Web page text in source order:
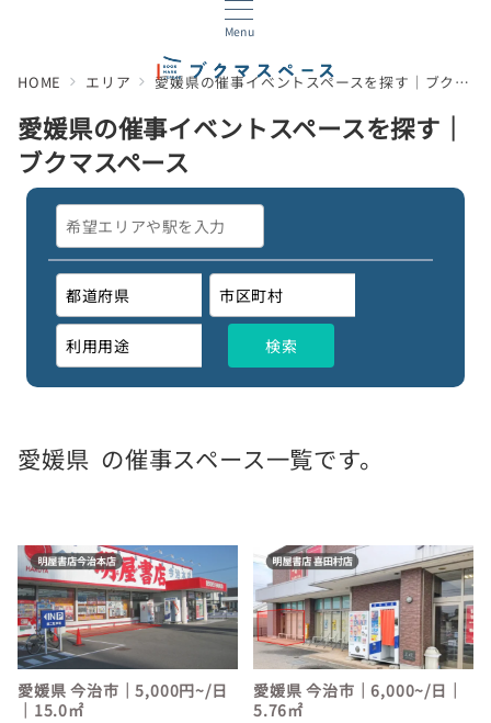
Menu
HOME エリア 愛媛県の催事イベントスペースを探す｜ブクマスペース
愛媛県の催事イベントスペースを探す｜
ブクマスペース
愛媛県 の催事スペース一覧です。
愛媛県 今治市｜5,000円~/日
｜15.0㎡
愛媛県 今治市｜6,000~/日｜
5.76㎡